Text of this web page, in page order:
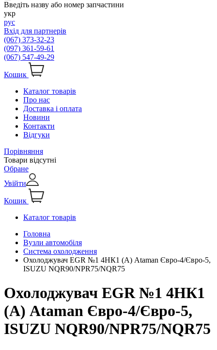
Введіть назву або номер запчастини
укр
рус
Вхід для партнерів
(067) 373-32-23
(097) 361-59-61
(067) 547-49-29
Кошик
Каталог товарів
Про нас
Доставка і оплата
Новини
Контакти
Відгуки
Порівняння
Товари відсутні
Обране
Увійти
Кошик
Каталог товарів
Головна
Вузли автомобіля
Система охолодження
Охолоджувач EGR №1 4НК1 (А) Ataman Євро-4/Євро-5,
ISUZU NQR90/NPR75/NQR75
Охолоджувач EGR №1 4НК1
(А) Ataman Євро-4/Євро-5,
ISUZU NQR90/NPR75/NQR75